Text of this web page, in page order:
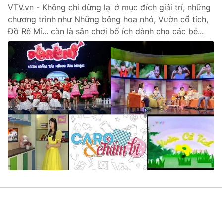
Hậu trường
Nhân vật
Khán giả
Giải sao mai
Giải trí
Điện ảnh
Âm nhạc
Sao
Đời sống
Du lịch
Làm đẹp
Chất lượng cuộc sống
Giáo dục
Tuyển sinh
Học trực tuyến
Công nghệ
Hitech Công nghệ tương lai
Sản phẩm
Thị trường
Tư vấn
Giao lưu trực tuyến
Lịch phát sóng
Chuyên mục khác
VTV.vn - Không chỉ dừng lại ở mục đích giải trí, những
chương trình như Những bông hoa nhỏ, Vườn cổ tích,
Đồ Rê Mí... còn là sân chơi bổ ích dành cho các bé...